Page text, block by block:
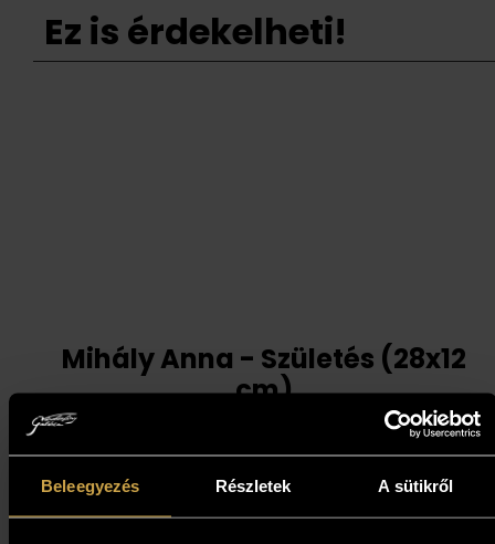
Beleegyezés Részletek A sütikről
Ez is érdekelheti!
Mihály Anna - Születés (28x12
cm)